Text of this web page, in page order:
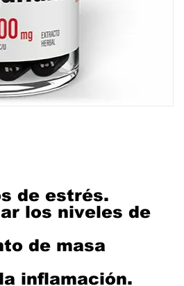
de estrés.
los niveles de
de masa
inflamación.